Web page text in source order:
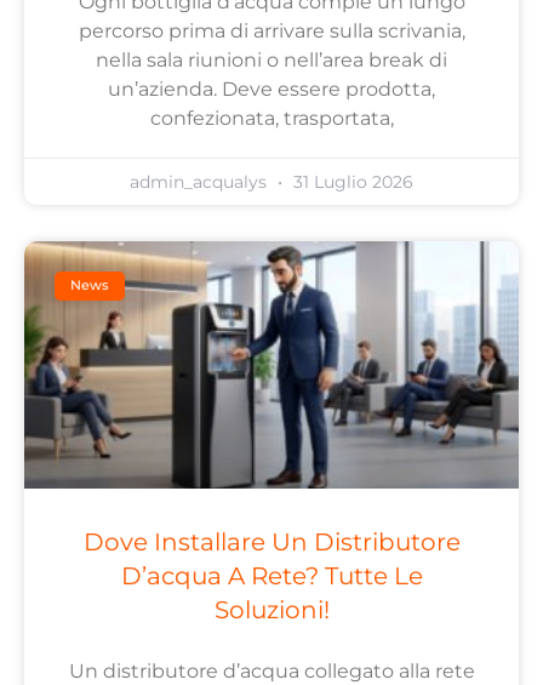
percorso prima di arrivare sulla scrivania,
nella sala riunioni o nell’area break di
un’azienda. Deve essere prodotta,
confezionata, trasportata,
admin_acqualys 31 Luglio 2026
News
Dove Installare Un Distributore
D’acqua A Rete? Tutte Le
Soluzioni!
Un distributore d’acqua collegato alla rete